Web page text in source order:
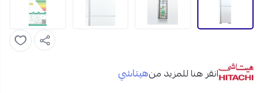
انقر هنا للمزيد منهيتاشي